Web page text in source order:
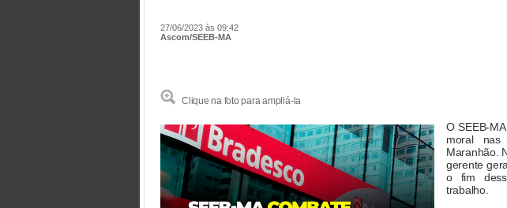
27/06/2023 às 09:42
Ascom/SEEB-MA
Clique na foto para ampliá-la
O SEEB-
moral
Maranhão.
gerente
o fim
trabalho.